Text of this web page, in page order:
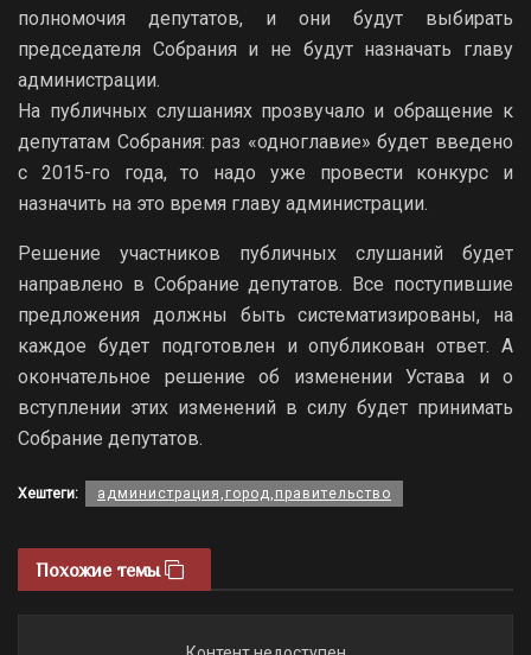
полномочия депутатов, и они будут выбирать
председателя Собрания и не будут назначать главу
администрации.
На публичных слушаниях прозвучало и обращение к
депутатам Собрания: раз «одноглавие» будет введено
с 2015-го года, то надо уже провести конкурс и
назначить на это время главу администрации.
Решение участников публичных слушаний будет
направлено в Собрание депутатов. Все поступившие
предложения должны быть систематизированы, на
каждое будет подготовлен и опубликован ответ. А
окончательное решение об изменении Устава и о
вступлении этих изменений в силу будет принимать
Собрание депутатов.
Хештеги: администрация,город,правительство
Похожие темы